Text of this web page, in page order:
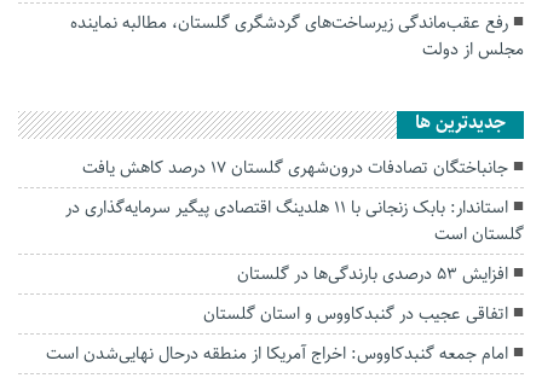
رفع عقب‌ماندگی زیرساخت‌های گردشگری گلستان، مطالبه نماینده
مجلس از دولت
جديدترين ها
جانباختگان تصادفات درون‌شهری گلستان ۱۷ درصد کاهش یافت
استاندار: بابک زنجانی با ۱۱ هلدینگ اقتصادی پیگیر سرمایه‌گذاری در
گلستان است
افزایش ۵۳ درصدی بارندگی‌ها در گلستان
اتفاقی عجیب در‌ گنبدکاووس و استان گلستان
امام جمعه گنبدکاووس: اخراج آمریکا از منطقه درحال نهایی‌شدن است